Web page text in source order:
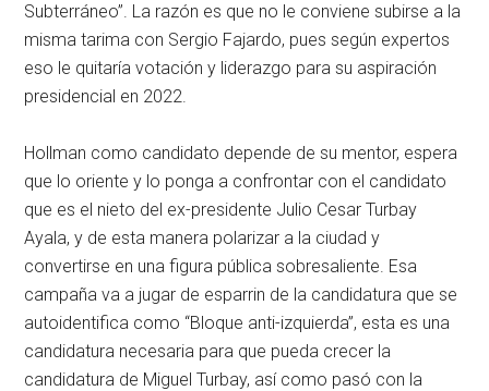
Subterráneo”. La razón es que no le conviene subirse a la
misma tarima con Sergio Fajardo, pues según expertos
eso le quitaría votación y liderazgo para su aspiración
presidencial en 2022.
Hollman como candidato depende de su mentor, espera
que lo oriente y lo ponga a confrontar con el candidato
que es el nieto del ex-presidente Julio Cesar Turbay
Ayala, y de esta manera polarizar a la ciudad y
convertirse en una figura pública sobresaliente. Esa
campaña va a jugar de esparrin de la candidatura que se
autoidentifica como “Bloque anti-izquierda”, esta es una
candidatura necesaria para que pueda crecer la
candidatura de Miguel Turbay, así como pasó con la